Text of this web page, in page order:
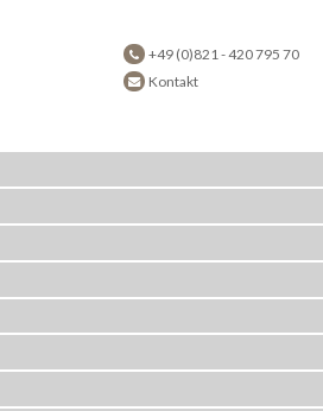
+49 (0)821 - 420 795 70
Kontakt